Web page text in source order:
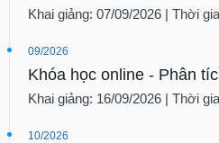
Khai giảng: 07/09/2026 | Thời
09/2026
Khóa học online - Phân
Khai giảng: 16/09/2026 | Thời
10/2026